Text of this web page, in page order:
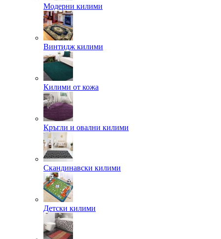
Модерни килими
Винтидж килими
Килими от кожа
Кръгли и овални килими
Скандинавски килими
Детски килими